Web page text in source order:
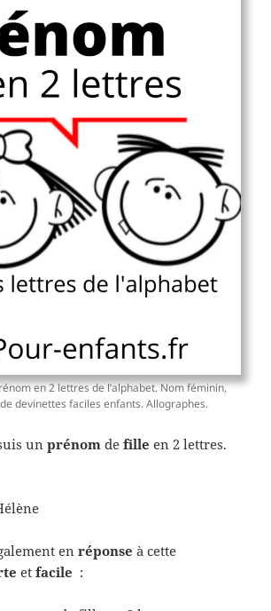
en 2 lettres de l’alphabet. Nom féminin,
devinettes faciles enfants. Allographes.
unprénom defille en 2 lettres.
enréponse à cette
etfacile :